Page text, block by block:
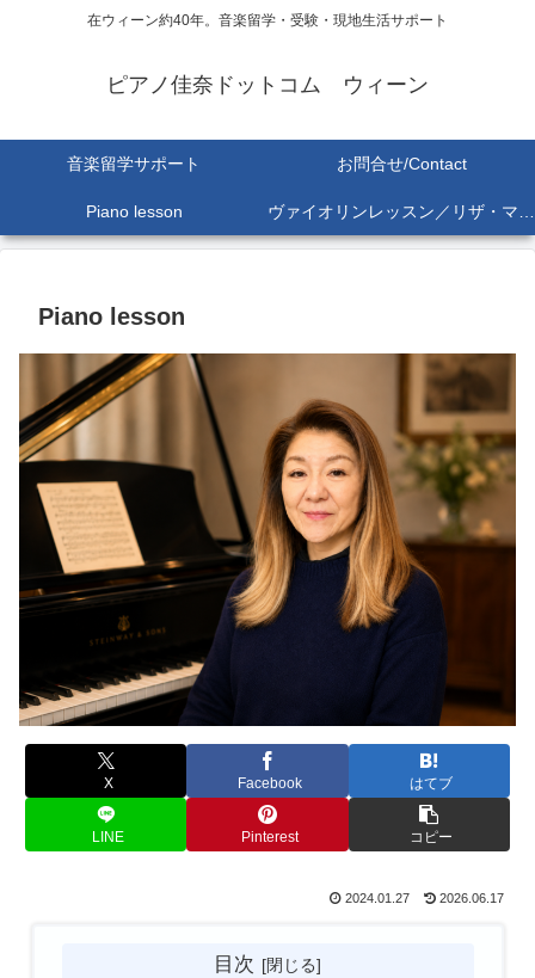
在ウィーン約40年。音楽留学・受験・現地生活サポート
ピアノ佳奈ドットコム ウィーン
音楽留学サポート お問合せ/Contact
Piano lesson ヴァイオリンレッスン／リザ・マリア Lisa-Maria SEKINE
Piano lesson
X Facebook はてブ
LINE Pinterest コピー
2024.01.27 2026.06.17
目次